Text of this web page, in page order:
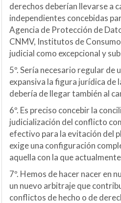
derechos deberían llevarse a
independientes concebidas
Agencia de Protección de
CNMV, Institutos de
judicial como excepcional y
5º. Sería necesario regular de
expansiva la figura jurídica de
debería de llegar también al
6º. Es preciso concebir la
judicialización del conflicto
efectivo para la evitación del
exige una configuración
aquella con la que
7º. Hemos de hacer nacer en
un nuevo arbitraje que
conflictos de hecho o de